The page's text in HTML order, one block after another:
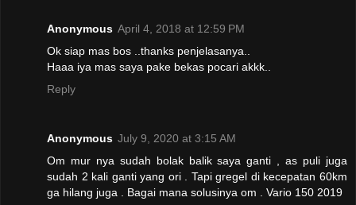
Anonymous April 4, 2018 at 12:59 PM
Ok siap mas bos ..thanks penjelasanya..
Haaa iya mas saya pake bekas pocari akkk..
Reply
Anonymous July 9, 2020 at 3:15 AM
Om mur nya sudah bolak balik saya ganti , as puli juga
sudah 2 kali ganti yang ori . Tapi gregel di kecepatan 60km
ga hilang juga . Bagai mana solusinya om . Vario 150 2019